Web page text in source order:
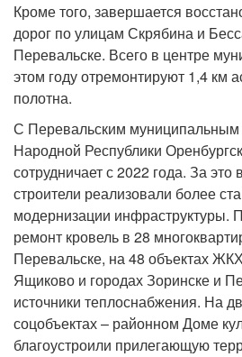
Кроме того, завершается
дорог по улицам Скрябина и
Перевальске. Всего в центре
этом году отремонтируют 1,4 км
полотна.
С Перевальским муниципальным
Народной Республики
сотрудничает с 2022 года. За это
строители реализовали более
модернизации инфраструктуры.
ремонт кровель в 28
Перевальске, на 48 объектах
Ящиково и городах Зоринске и
источники теплоснабжения. На
соцобъектах – районном Доме
благоустроили прилегающую